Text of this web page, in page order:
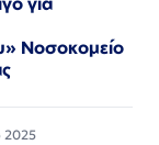
Νοσοκομείο
2025